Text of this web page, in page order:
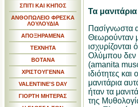
ΣΠΙΤΙ ΚΑΙ ΚΗΠΟΣ
ΑΝΘΟΠΩΛΕΙΟ ΦΡΕΣΚΑ
ΛΟΥΛΟΥΔΙΑ
ΑΠΟΞΗΡΑΜΕΝΑ
ΤΕΧΝΗΤΑ
ΒΟΤΑΝΑ
ΧΡΙΣΤΟΥΓΕΝΝΑ
VALENTINE'S DAY
ΓΙΟΡΤΗ ΜΗΤΕΡΑΣ
Τα
Πασίγνωστα
Θεωρούνταν
Ολύμπου δεν
(amanita
ιδιότητες
μανιτάρια
ήταν τα
της